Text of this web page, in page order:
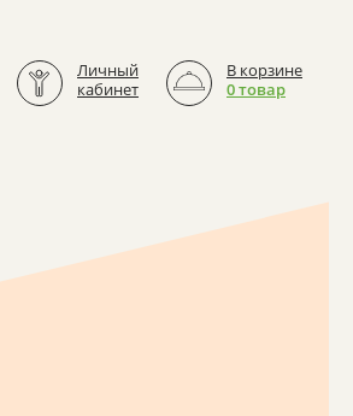
Личный
кабинет
В корзине
0 товар